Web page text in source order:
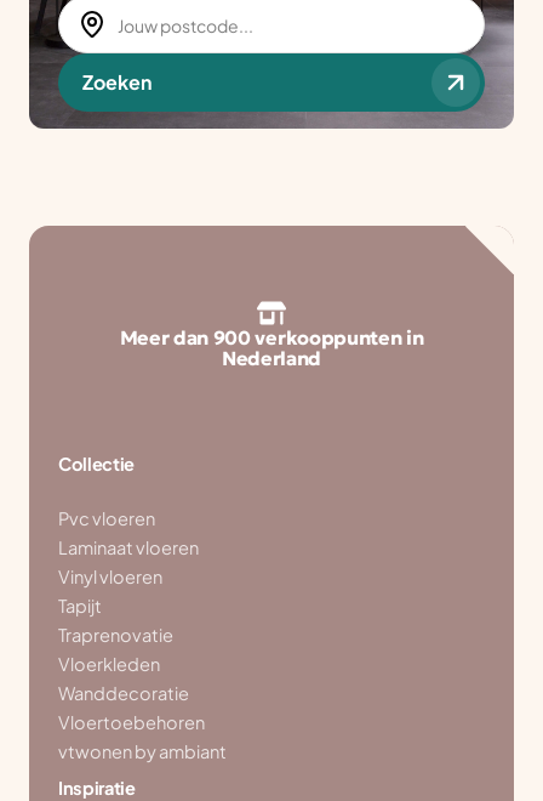
Zoeken
Meer dan 900 verkooppunten in
Nederland
Collectie
Pvc vloeren
Laminaat vloeren
Vinyl vloeren
Tapijt
Traprenovatie
Vloerkleden
Wanddecoratie
Vloertoebehoren
vtwonen by ambiant
Inspiratie